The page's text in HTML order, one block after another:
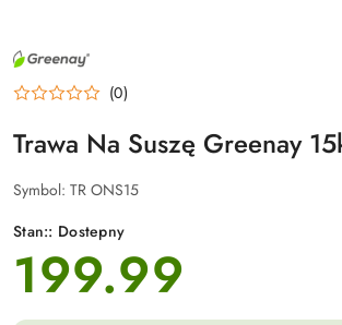
NAZWA
PRODUCENTA:
GREENAY (0)
Trawa Na Suszę Greenay
Symbol: TR ONS15
Stan:: Dostepny
cena:
199.99